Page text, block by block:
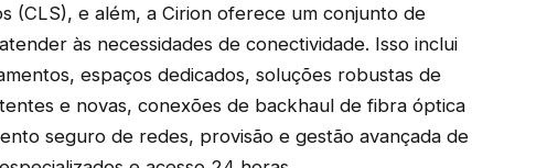
(CLS), e além, a Cirion oferece um conjunto de
às necessidades de conectividade. Isso inclui
espaços dedicados, soluções robustas de
e novas, conexões de backhaul de fibra óptica
seguro de redes, provisão e gestão avançada de